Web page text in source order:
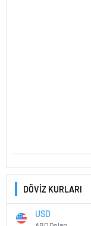
DÖVİZ KURLARI
USD